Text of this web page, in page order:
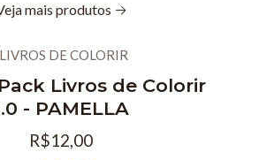
mais produtos
LIVROS DE COLORIR
Livros de Colorir
- PAMELLA
R$12,00